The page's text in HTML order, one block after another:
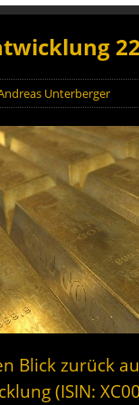
Unterberger
Blick zurück
(ISIN: